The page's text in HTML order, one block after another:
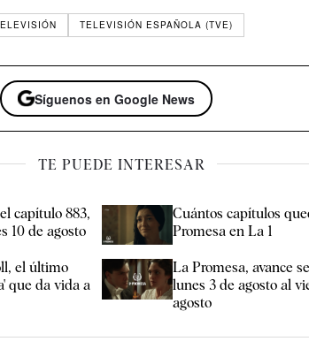
TELEVISIÓN ESPAÑOLA (TVE)
Síguenos en Google News
TE PUEDE INTERESAR
capítulo 883,
10 de agosto
Cuántos capítulos
Promesa en La 1
el último
que da vida a
La Promesa, avance
lunes 3 de agosto al
agosto